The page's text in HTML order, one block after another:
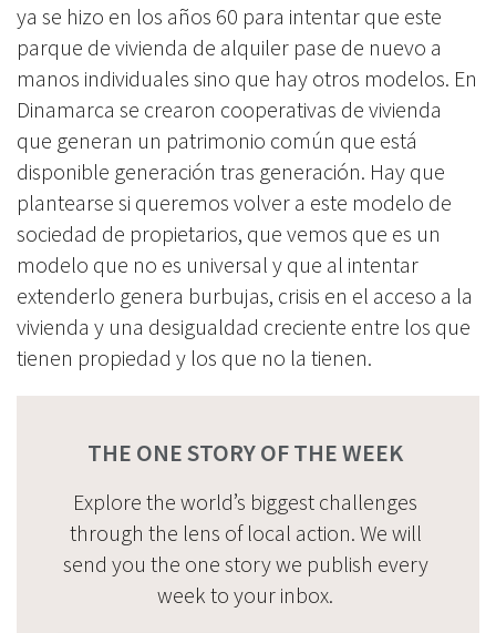
ya se hizo en los años 60 para intentar que este
parque de vivienda de alquiler pase de nuevo a
manos individuales sino que hay otros modelos. En
Dinamarca se crearon cooperativas de vivienda
que generan un patrimonio común que está
disponible generación tras generación. Hay que
plantearse si queremos volver a este modelo de
sociedad de propietarios, que vemos que es un
modelo que no es universal y que al intentar
extenderlo genera burbujas, crisis en el acceso a la
vivienda y una desigualdad creciente entre los que
tienen propiedad y los que no la tienen.
THE ONE STORY OF THE WEEK
Explore the world’s biggest challenges
through the lens of local action. We will
send you the one story we publish every
week to your inbox.